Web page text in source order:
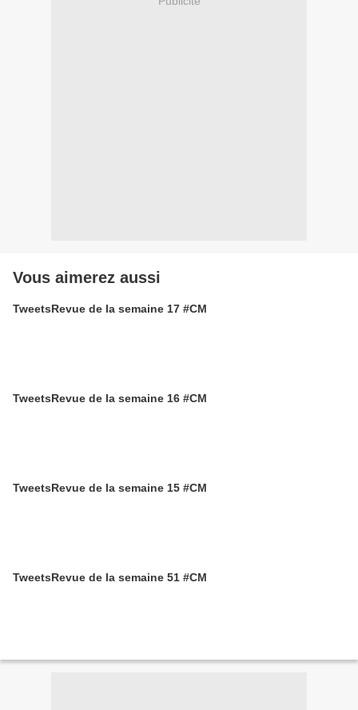
Vous aimerez aussi
TweetsRevue de la semaine 17 #CM
TweetsRevue de la semaine 16 #CM
TweetsRevue de la semaine 15 #CM
TweetsRevue de la semaine 51 #CM